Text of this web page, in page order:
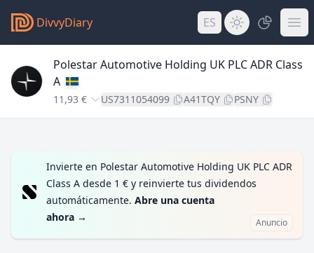
DivvyDiary ES
Polestar Automotive Holding UK PLC ADR Class
A
11,93 € US7311054099 A41TQY PSNY
Invierte en Polestar Automotive Holding UK PLC ADR
Class A desde 1 € y reinvierte tus dividendos
automáticamente. Abre una cuenta
ahora → Anuncio